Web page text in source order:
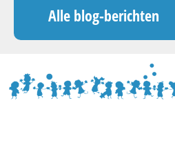
Alle blog-berichten